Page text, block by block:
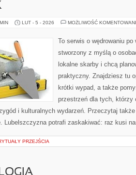
LUT - 5 - 2026 MOŻLIWOŚĆ
To serwis o wędrowaniu
stworzony z myślą o
lokalne skarby i chcą
praktyczny. Znajdziesz tu
krótki wypad, a także
przestrzeń dla tych, którzy
i kulturalnych wydarzeń. Przeczytaj
Lubelszczyzna potrafi zaskakiwać: raz kusi
PRZEJŚCIA